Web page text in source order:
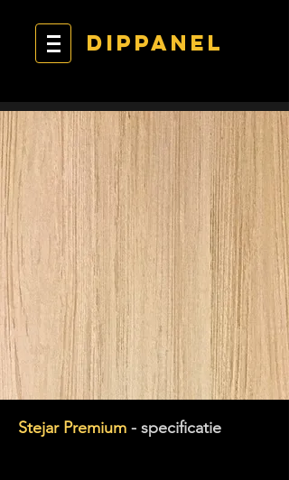
DIPPANEL
Stejar Premium - specificatie